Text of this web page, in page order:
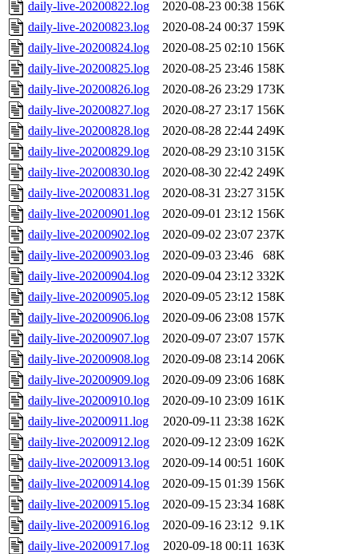
daily-live-20200822.log 2020-08-23 00:38 156K
daily-live-20200823.log
2020-08-24 00:37 159K
daily-live-20200824.log
2020-08-25 02:10 156K
daily-live-20200825.log
2020-08-25 23:46 158K
daily-live-20200826.log
2020-08-26 23:29 173K
daily-live-20200827.log
2020-08-27 23:17 156K
daily-live-20200828.log
2020-08-28 22:44 249K
daily-live-20200829.log
2020-08-29 23:10 315K
daily-live-20200830.log
2020-08-30 22:42 249K
daily-live-20200831.log
2020-08-31 23:27 315K
daily-live-20200901.log
2020-09-01 23:12 156K
daily-live-20200902.log
2020-09-02 23:07 237K
daily-live-20200903.log
2020-09-03 23:46
68K
daily-live-20200904.log
2020-09-04 23:12 332K
daily-live-20200905.log
2020-09-05 23:12 158K
daily-live-20200906.log
2020-09-06 23:08 157K
daily-live-20200907.log
2020-09-07 23:07 157K
daily-live-20200908.log
2020-09-08 23:14 206K
daily-live-20200909.log
2020-09-09 23:06 168K
daily-live-20200910.log
2020-09-10 23:09 161K
daily-live-20200911.log
2020-09-11 23:38 162K
daily-live-20200912.log
2020-09-12 23:09 162K
daily-live-20200913.log
2020-09-14 00:51 160K
daily-live-20200914.log
2020-09-15 01:39 156K
daily-live-20200915.log
2020-09-15 23:34 168K
daily-live-20200916.log
2020-09-16 23:12 9.1K
daily-live-20200917.log
2020-09-18 00:11 163K